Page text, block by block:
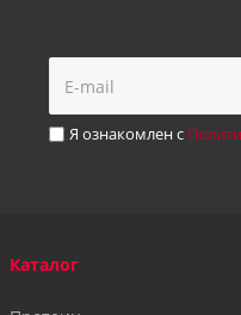
Я ознакомлен с
Каталог